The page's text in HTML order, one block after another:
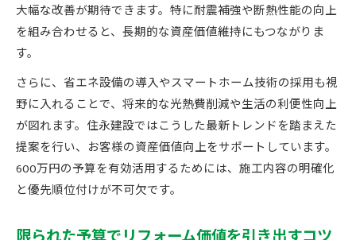
大幅な改善が期待できます。特に耐震補強や断熱性能の向上
を組み合わせると、長期的な資産価値維持にもつながりま
す。
さらに、省エネ設備の導入やスマートホーム技術の採用も視
野に入れることで、将来的な光熱費削減や生活の利便性向上
が図れます。住永建設ではこうした最新トレンドを踏まえた
提案を行い、お客様の資産価値向上をサポートしています。
600万円の予算を有効活用するためには、施工内容の明確化
と優先順位付けが不可欠です。